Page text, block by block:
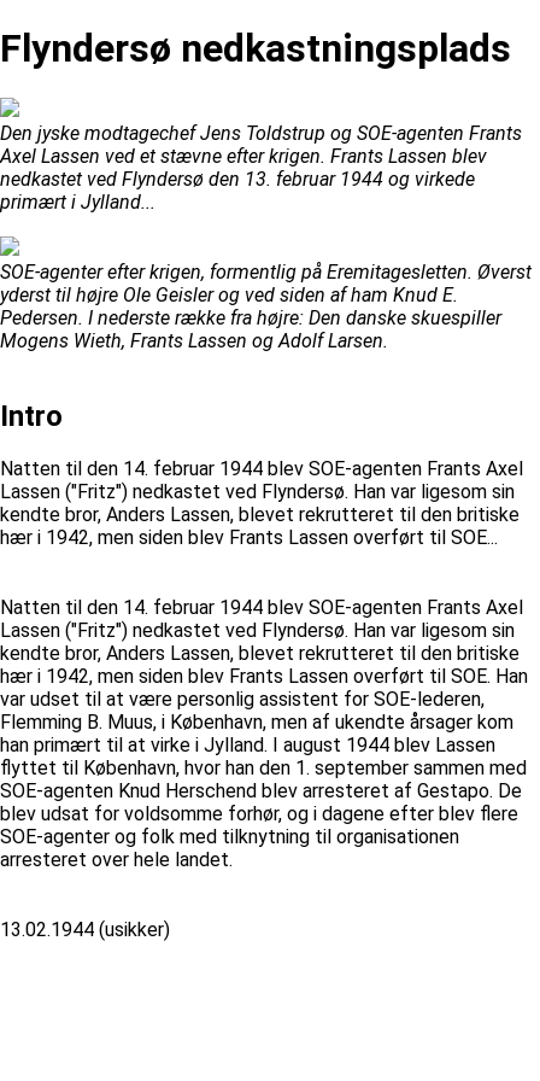
Flyndersø nedkastningsplads
Den jyske modtagechef Jens Toldstrup og SOE-agenten Frants
Axel Lassen ved et stævne efter krigen. Frants Lassen blev
nedkastet ved Flyndersø den 13. februar 1944 og virkede
primært i Jylland...
SOE-agenter efter krigen, formentlig på Eremitagesletten. Øverst
yderst til højre Ole Geisler og ved siden af ham Knud E.
Pedersen. I nederste række fra højre: Den danske skuespiller
Mogens Wieth, Frants Lassen og Adolf Larsen.
Intro
Natten til den 14. februar 1944 blev SOE-agenten Frants Axel
Lassen ("Fritz") nedkastet ved Flyndersø. Han var ligesom sin
kendte bror, Anders Lassen, blevet rekrutteret til den britiske
hær i 1942, men siden blev Frants Lassen overført til SOE...
Natten til den 14. februar 1944 blev SOE-agenten Frants Axel
Lassen ("Fritz") nedkastet ved Flyndersø. Han var ligesom sin
kendte bror, Anders Lassen, blevet rekrutteret til den britiske
hær i 1942, men siden blev Frants Lassen overført til SOE. Han
var udset til at være personlig assistent for SOE-lederen,
Flemming B. Muus, i København, men af ukendte årsager kom
han primært til at virke i Jylland. I august 1944 blev Lassen
flyttet til København, hvor han den 1. september sammen med
SOE-agenten Knud Herschend blev arresteret af Gestapo. De
blev udsat for voldsomme forhør, og i dagene efter blev flere
SOE-agenter og folk med tilknytning til organisationen
arresteret over hele landet.
13.02.1944 (usikker)